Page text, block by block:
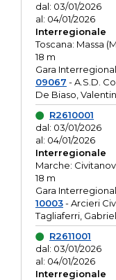
dal: 03/01/2026
al: 04/01/2026
Interregionale
Toscana: Massa
18 m
Gara
09067 - A.S.D.
De Biaso,
R2610001
dal: 03/01/2026
al: 04/01/2026
Interregionale
Marche:
18 m
Gara
10003- Arcieri
Tagliaferri,
R2611001
dal: 03/01/2026
al: 04/01/2026
Interregionale